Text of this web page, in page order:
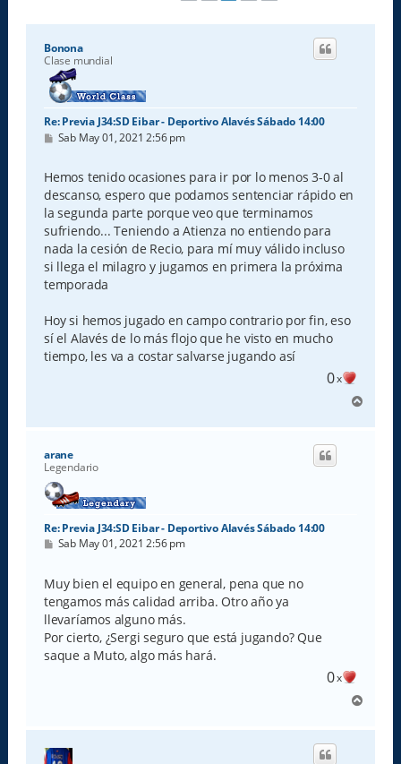
Bonona
Clase mundial
Re: Previa J34:SD Eibar - Deportivo Alavés Sábado 14:00
M
s
a
j
e
Sab May 01, 2021 2:56 pm
Hemos tenido ocasiones para ir por lo menos 3-0 al
descanso, espero que podamos sentenciar rápido en
la segunda parte porque veo que terminamos
sufriendo... Teniendo a Atienza no entiendo para
nada la cesión de Recio, para mí muy válido incluso
si llega el milagro y jugamos en primera la próxima
temporada
Hoy si hemos jugado en campo contrario por fin, eso
sí el Alavés de lo más flojo que he visto en mucho
tiempo, les va a costar salvarse jugando así
0x
r
arane
Legendario
Re: Previa J34:SD Eibar - Deportivo Alavés Sábado 14:00
M
s
a
j
e
Sab May 01, 2021 2:56 pm
Muy bien el equipo en general, pena que no
tengamos más calidad arriba. Otro año ya
llevaríamos alguno más.
Por cierto, ¿Sergi seguro que está jugando? Que
saque a Muto, algo más hará.
0x
r